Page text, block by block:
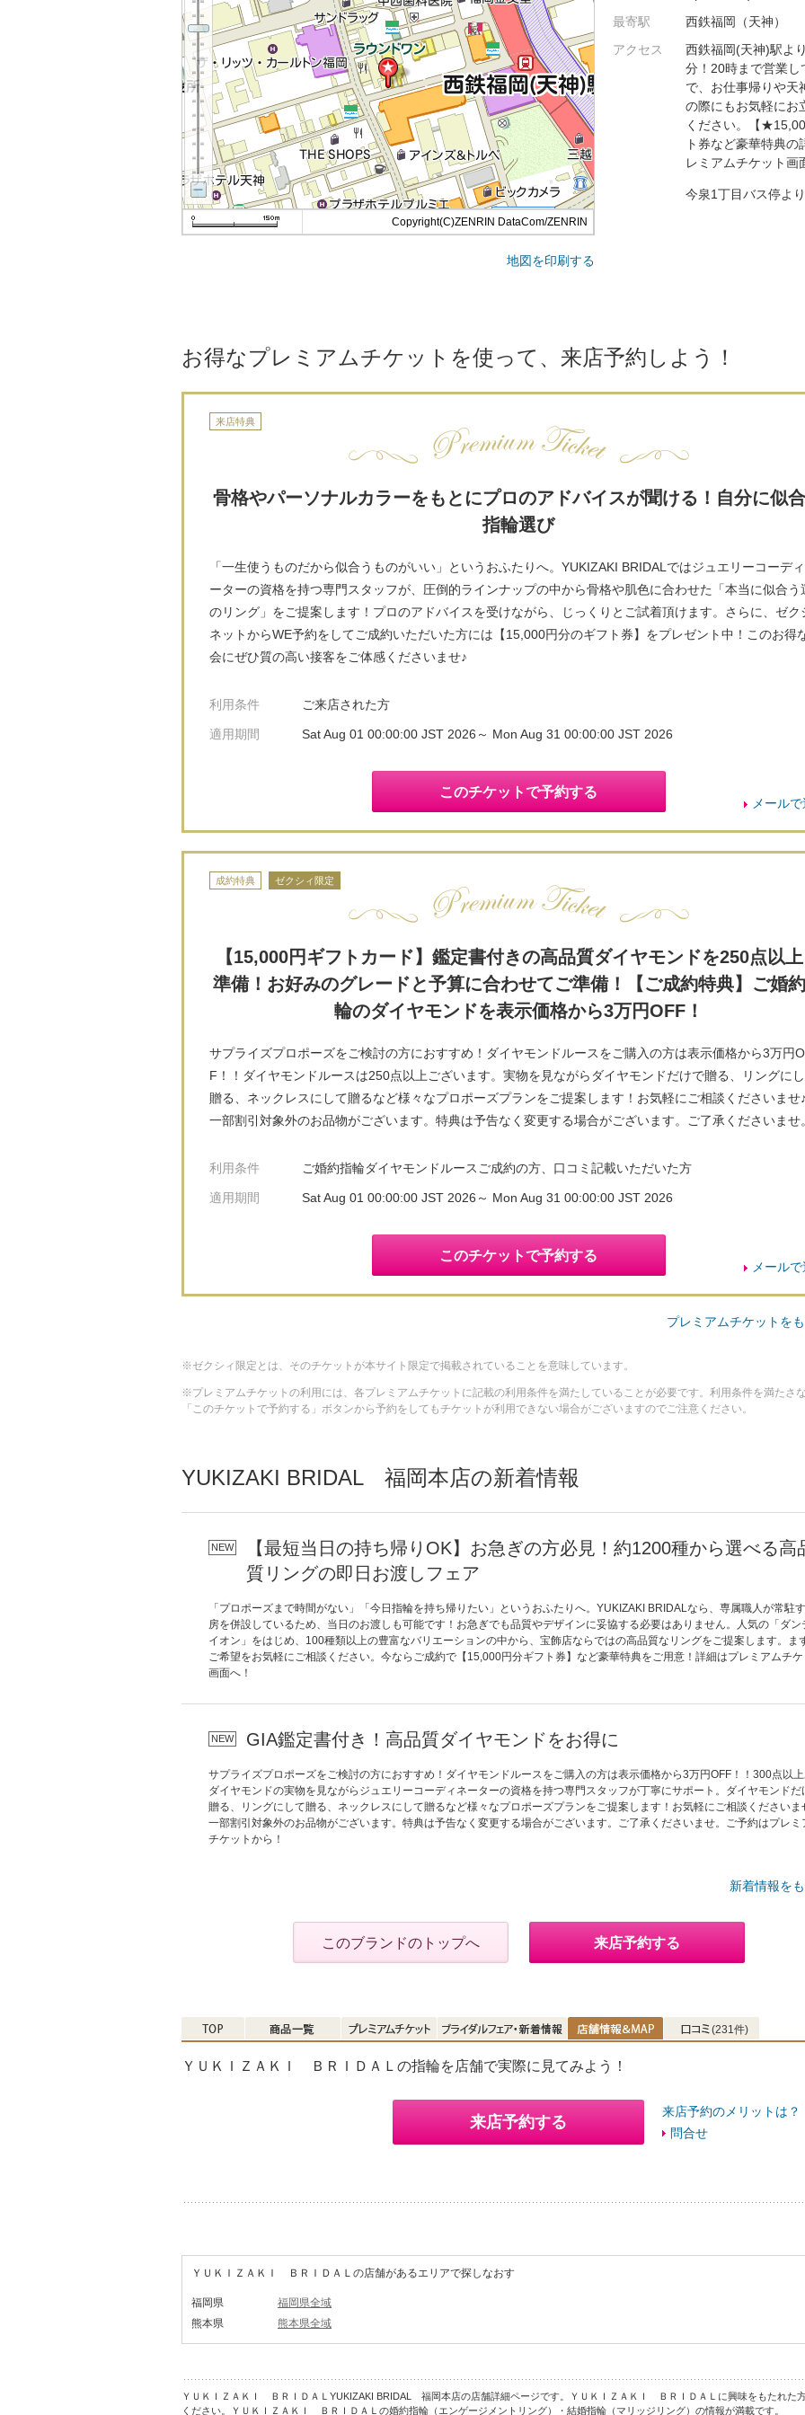
Copyright(C)ZENRIN DataCom/ZENRIN
地図を印刷する
最寄駅
西鉄福岡（天神）
アクセス
西鉄福岡(天神)駅よ
分！20時まで営業し
で、お仕事帰りや天
の際にもお気軽にお
ください。【
ト券など豪華特典の
レミアムチケット画
今泉1丁目バス停よ
お得なプレミアムチケットを使って、来店予約しよう！
来店特典
骨格やパーソナルカラーをもとにプロのアドバイスが聞ける！自分に似
指輪選び
「一生使うものだから似合うものがいい」というおふたりへ。YUKIZAKI BRIDALではジュエリーコーデ
ーターの資格を持つ専門スタッフが、圧倒的ラインナップの中から骨格や肌色に合わせた「本当に似合う
のリング」をご提案します！プロのアドバイスを受けながら、じっくりとご試着頂けます。さらに、ゼク
ネットからWE予約をしてご成約いただいた方には【15,000円分のギフト券】をプレゼント中！このお得
会にぜひ質の高い接客をご体感くださいませ♪
利用条件 ご来店された方
適用期間 Sat Aug 01 00:00:00 JST 2026～ Mon Aug 31 00:00:00 JST 2026
このチケットで予約する
メール
成約特典 ゼクシィ限定
【15,000円ギフトカード】鑑定書付きの高品質ダイヤモンドを250点以
準備！お好みのグレードと予算に合わせてご準備！【ご成約特典】ご婚
輪のダイヤモンドを表示価格から3万円OFF！
サプライズプロポーズをご検討の方におすすめ！ダイヤモンドルースをご購入の方は表示価格から3万円
F！！ダイヤモンドルースは250点以上ございます。実物を見ながらダイヤモンドだけで贈る、リングに
贈る、ネックレスにして贈るなど様々なプロポーズプランをご提案します！お気軽にご相談くださいま
一部割引対象外のお品物がございます。特典は予告なく変更する場合がございます。ご了承くださいませ。
利用条件 ご婚約指輪ダイヤモンドルースご成約の方、口コミ記載いただいた方
適用期間 Sat Aug 01 00:00:00 JST 2026～ Mon Aug 31 00:00:00 JST 2026
このチケットで予約する
メール
プレミアムチケットを
ゼクシィ限定とは、そのチケットが本サイト限定で掲載されていることを意味しています。
プレミアムチケットの利用には、各プレミアムチケットに記載の利用条件を満たしていることが必要です。利用条件を満たさな
「このチケットで予約する」ボタンから予約をしてもチケットが利用できない場合がございますのでご注意ください。
YUKIZAKI BRIDAL 福岡本店の新着情報
【最短当日の持ち帰りOK】お急ぎの方必見！約1200種から選べる高
質リングの即日お渡しフェア
「プロポーズまで時間がない」「今日指輪を持ち帰りたい」というおふたりへ。YUKIZAKI BRIDALなら、専属職人が常駐
房を併設しているため、当日のお渡しも可能です！お急ぎでも品質やデザインに妥協する必要はありません。人気の「ダン
イオン」をはじめ、100種類以上の豊富なバリエーションの中から、宝飾店ならではの高品質なリングをご提案します。ま
ご希望をお気軽にご相談ください。今ならご成約で【15,000円分ギフト券】など豪華特典をご用意！詳細はプレミアムチケ
画面へ！
GIA鑑定書付き！高品質ダイヤモンドをお得に
サプライズプロポーズをご検討の方におすすめ！ダイヤモンドルースをご購入の方は表示価格から3万円OFF！！300点以
ダイヤモンドの実物を見ながらジュエリーコーディネーターの資格を持つ専門スタッフが丁寧にサポート。ダイヤモンドだ
贈る、リングにして贈る、ネックレスにして贈るなど様々なプロポーズプランをご提案します！お気軽にご相談ください
一部割引対象外のお品物がございます。特典は予告なく変更する場合がございます。ご了承くださいませ。ご予約はプレミ
チケットから！
新着情報を
このブランドのトップへ 来店予約する
(231件)
ＹＵＫＩＺＡＫＩ ＢＲＩＤＡＬの指輪を店舗で実際に見てみよう！
来店予約する
来店予約のメリットは？
問合せ
ＹＵＫＩＺＡＫＩ ＢＲＩＤＡＬの店舗があるエリアで探しなおす
福岡県
福岡県全域
熊本県
熊本県全域
ＹＵＫＩＺＡＫＩ ＢＲＩＤＡＬYUKIZAKI BRIDAL 福岡本店の店舗詳細ページです。ＹＵＫＩＺＡＫＩ ＢＲＩＤＡＬに興味をもたれた
ください。ＹＵＫＩＺＡＫＩ ＢＲＩＤＡＬの婚約指輪（エンゲージメントリング）・結婚指輪（マリッジリング）の情報が満載です。